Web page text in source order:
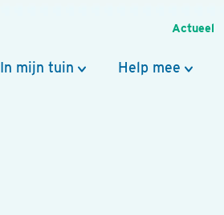
Actueel
In mijn tuin Help mee